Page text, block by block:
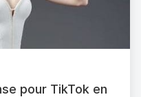
pour TikTok en